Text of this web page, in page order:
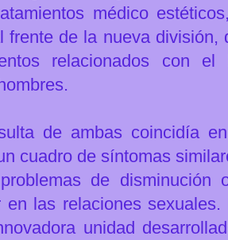
médico
frente de la nueva división,
relacionados con
de ambas coincidía
cuadro de síntomas
de
las relaciones sexuales.
unidad